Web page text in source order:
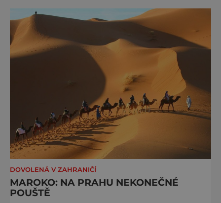
DOVOLENÁ V ZAHRANIČÍ
MAROKO: NA PRAHU NEKONEČNÉ
POUŠTĚ